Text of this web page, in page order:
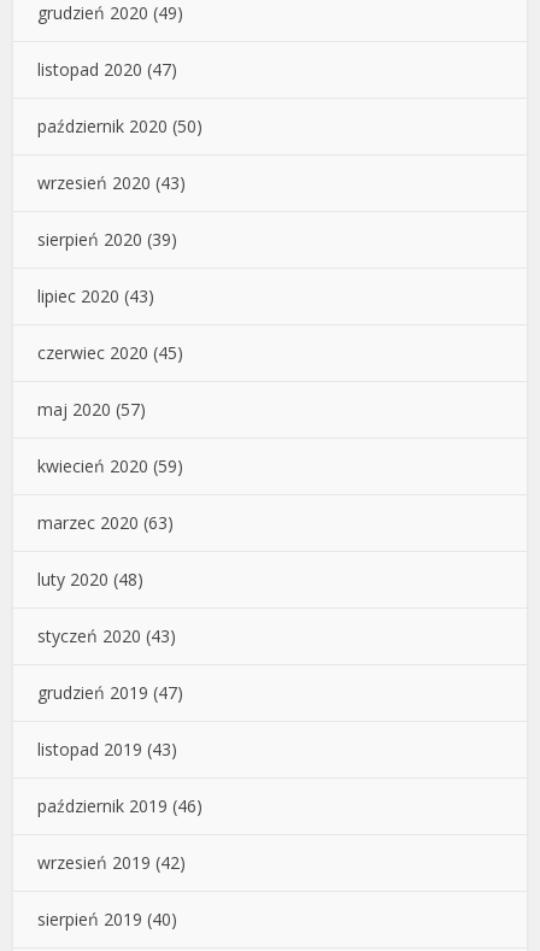
grudzień 2020 (49)
listopad 2020 (47)
październik 2020 (50)
wrzesień 2020 (43)
sierpień 2020 (39)
lipiec 2020 (43)
czerwiec 2020 (45)
maj 2020 (57)
kwiecień 2020 (59)
marzec 2020 (63)
luty 2020 (48)
styczeń 2020 (43)
grudzień 2019 (47)
listopad 2019 (43)
październik 2019 (46)
wrzesień 2019 (42)
sierpień 2019 (40)